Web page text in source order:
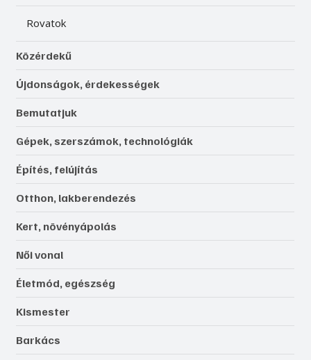
Rovatok
Közérdekű
Újdonságok, érdekességek
Bemutatjuk
Gépek, szerszámok, technológiák
Építés, felújítás
Otthon, lakberendezés
Kert, növényápolás
Női vonal
Életmód, egészség
Kismester
Barkács